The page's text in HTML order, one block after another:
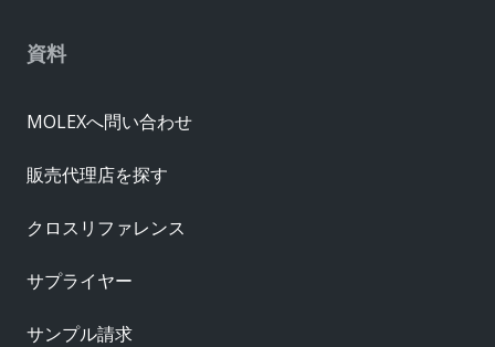
資料
MOLEXへ問い合わせ
販売代理店を探す
クロスリファレンス
サプライヤー
サンプル請求